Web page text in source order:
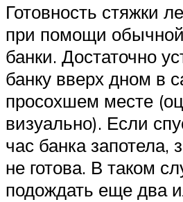
Готовность стяжки
при помощи
банки. Достаточно
банку вверх дном в
просохшем месте
визуально). Если
час банка запотела,
не готова. В таком
подождать еще два